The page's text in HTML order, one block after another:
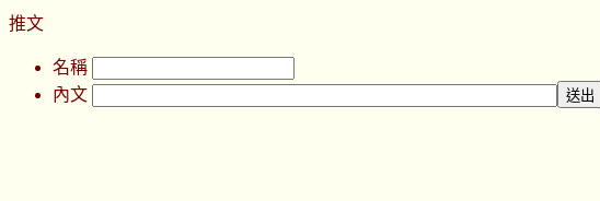
推文
名稱
內文